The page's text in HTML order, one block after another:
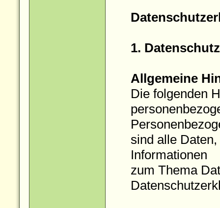
1.
Allgemeine
Die folgenden
sind alle
Informationen
zum Thema